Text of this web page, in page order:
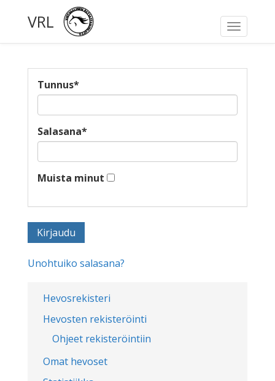
Toggle
VRL
Hevosrekisteri
Hevosten rekisteröinti
Ohjeet rekisteröintiin
Omat hevoset
Tunnus*
Salasana*
Muista minut
Unohtuiko salasana?